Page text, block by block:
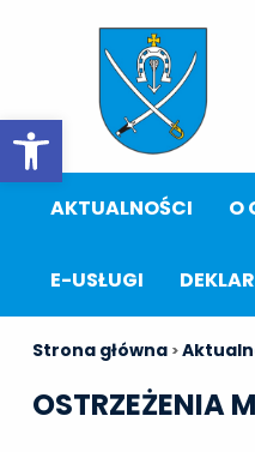
Otwórz pasek narzędzi
AKTUALNOŚCI O
E-USŁUGI
Strona główna >
OSTRZEŻENIA